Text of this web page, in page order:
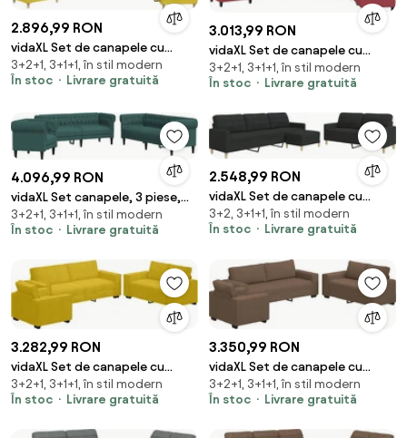
2.896,99 RON
vidaXL Set de canapele cu
perne, 3 piese, galben deschis,
textil
3+2+1, 3+1+1, în stil modern
În stoc
Livrare gratuită
3.013,99 RON
vidaXL Set de canapele cu
perne, 3 piese, roșu vin, piele
ecologică
3+2+1, 3+1+1, în stil modern
În stoc
Livrare gratuită
4.096,99 RON
vidaXL Set canapele, 3 piese,
verde închis, material textil
3+2+1, 3+1+1, în stil modern
În stoc
Livrare gratuită
2.548,99 RON
vidaXL Set de canapele cu
taburet, 3 piese, negru, textil
3+2, 3+1+1, în stil modern
În stoc
Livrare gratuită
3.282,99 RON
vidaXL Set de canapele cu
perne, 3 piese, galben, catifea
3+2+1, 3+1+1, în stil modern
În stoc
Livrare gratuită
3.350,99 RON
vidaXL Set de canapele cu
perne, 3 piese, maro, textil
3+2+1, 3+1+1, în stil modern
În stoc
Livrare gratuită